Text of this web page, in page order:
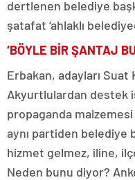
dertlenen belediye
şatafat ‘ahlaklı
‘BÖYLE BİR ŞANTAJ
Erbakan, adayları Suat
Akyurtlulardan destek
propaganda malzemesi
aynı partiden belediye
hizmet gelmez, iline,
Neden bunu diyor?